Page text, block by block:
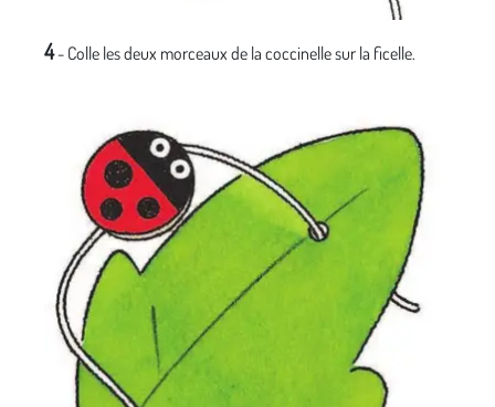
4- Colle les deux morceaux de la coccinelle sur la ficelle.